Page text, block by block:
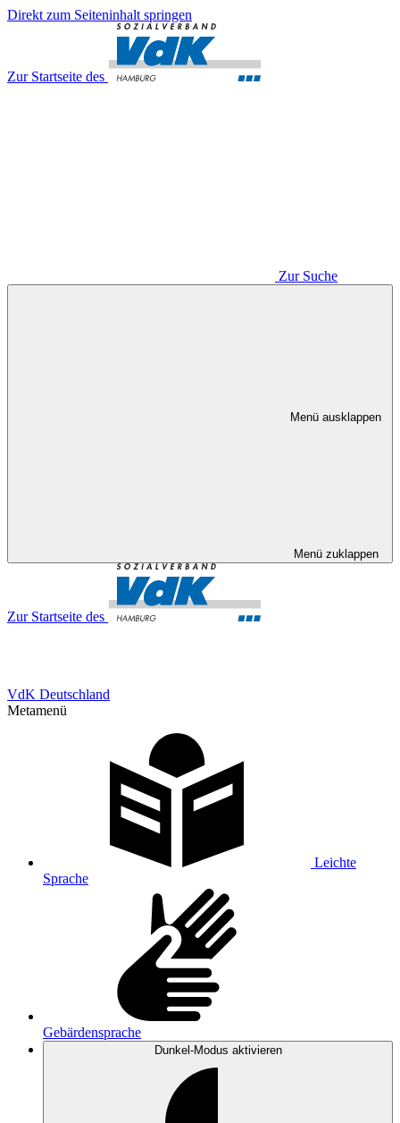
Direkt zum Seiteninhalt springen
Zur Startseite des
Zur Suche
Menü ausklappen
Menü zuklappen
Zur Startseite des
VdK Deutschland
Metamenü
Leichte
Sprache
Gebärdensprache
Dunkel-Modus aktivieren